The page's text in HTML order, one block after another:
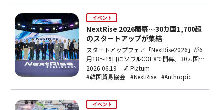
イベント
NextRise 2026開幕…30カ国1,700超
のスタートアップが集結
スタートアップフェア「NextRise2026」が6
月18〜19日にソウルCOEXで開幕。30カ国
1,700超のスタートアップと270社超の企
業・投資会社が参加し、1対1の投資相談
ァレンスに登壇する。
2026.06.19
Platum
#韓国貿易協会 #NextRise #Anthropic
イベント